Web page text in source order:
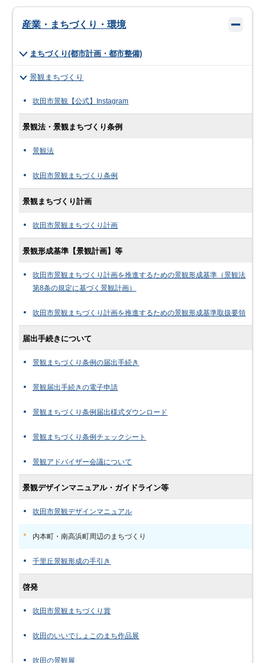
産業・まちづくり・環境
まちづくり(都市計画・都市整備)
景観まちづくり
吹田市景観【公式】Instagram
景観法・景観まちづくり条例
景観法
吹田市景観まちづくり条例
景観まちづくり計画
吹田市景観まちづくり計画
景観形成基準【景観計画】等
吹田市景観まちづくり計画を推進するための景観形成基準（景観法
第8条の規定に基づく景観計画）
吹田市景観まちづくり計画を推進するための景観形成基準取扱要領
届出手続きについて
景観まちづくり条例の届出手続き
景観届出手続きの電子申請
景観まちづくり条例届出様式ダウンロード
景観まちづくり条例チェックシート
景観アドバイザー会議について
景観デザインマニュアル・ガイドライン等
吹田市景観デザインマニュアル
内本町・南高浜町周辺のまちづくり
千里丘景観形成の手引き
啓発
吹田市景観まちづくり賞
吹田のいいでしょこのまち作品展
吹田の景観展